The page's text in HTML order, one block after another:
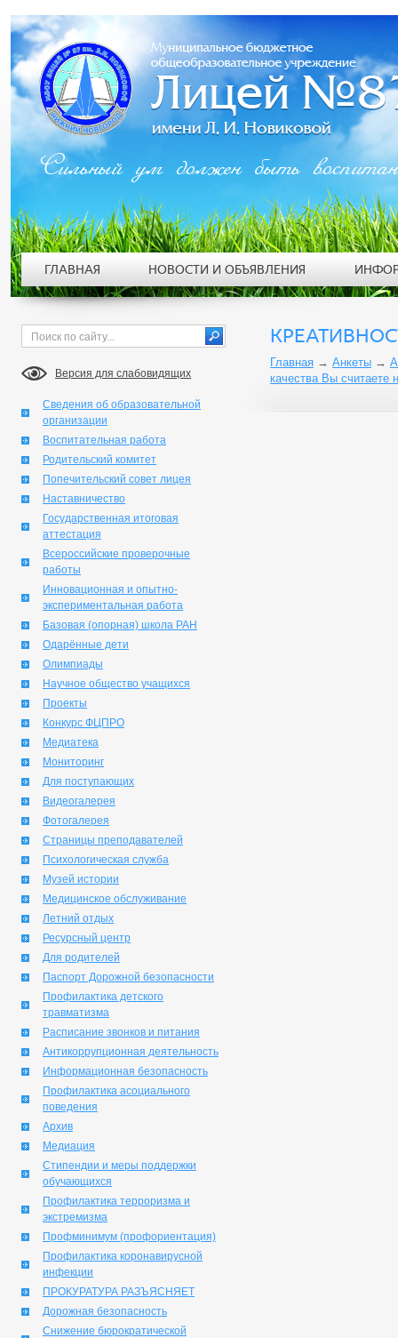
Версия для слабовидящих
Сведения об образовательной
организации
Воспитательная работа
Родительский комитет
Попечительский совет лицея
Наставничество
Государственная итоговая
аттестация
Всероссийские проверочные
работы
Инновационная и опытно-
экспериментальная работа
Базовая (опорная) школа РАН
Одарённые дети
Олимпиады
Научное общество учащихся
Проекты
Конкурс ФЦПРО
Медиатека
Мониторинг
Для поступающих
Видеогалерея
Фотогалерея
Страницы преподавателей
Психологическая служба
Музей истории
Медицинское обслуживание
Летний отдых
Ресурсный центр
Для родителей
Паспорт Дорожной безопасности
Профилактика детского
травматизма
Расписание звонков и питания
Антикоррупционная деятельность
Информационная безопасность
Профилактика асоциального
поведения
Архив
Медиация
Стипендии и меры поддержки
обучающихся
Профилактика терроризма и
экстремизма
Профминимум (профориентация)
Профилактика коронавирусной
инфекции
ПРОКУРАТУРА РАЗЪЯСНЯЕТ
Дорожная безопасность
Снижение бюрократической
Главная → Анкеты →
качества Вы считаете
Сильный ум должен быть
ГЛАВНАЯ НОВОСТИ И ОБЪЯВЛЕНИЯ